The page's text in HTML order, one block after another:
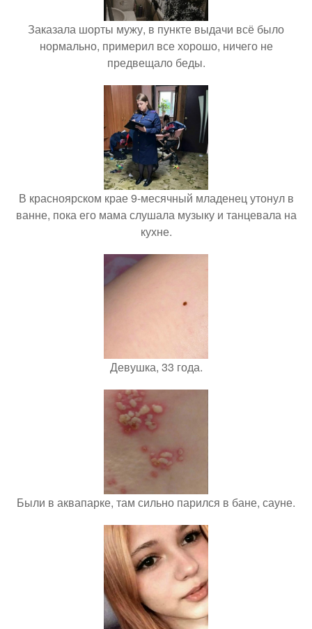
Заказала шорты мужу, в пункте выдачи всё было
нормально, примерил все хорошо, ничего не
предвещало беды.
В красноярском крае 9-месячный младенец утонул в
ванне, пока его мама слушала музыку и танцевала на
кухне.
Девушка, 33 года.
Были в аквапарке, там сильно парился в бане, сауне.